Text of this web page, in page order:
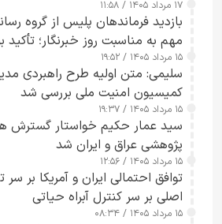
۱۷ مرداد ۱۴۰۵ / ۱۱:۵۸
بازدید فرماندهان پلیس از گروه
مهم به مناسبت روز خبرنگار؛ تأکید
تقویت امنیت و اعتماد عمومی
۱۵ مرداد ۱۴۰۵ / ۱۹:۵۲
سلیمی: متن اولیه طرح راهبردی
کمیسیون امنیت ملی بررسی شد
۱۵ مرداد ۱۴۰۵ / ۱۹:۳۷
سید عمار حکیم خواستار گسترش
پژوهشی عراق و ایران شد
۱۵ مرداد ۱۴۰۵ / ۱۲:۵۶
توافق احتمالی ایران و آمریکا بر سر
اصلی بر سر کنترل آبراه حیاتی
۱۵ مرداد ۱۴۰۵ / ۰۸:۳۴